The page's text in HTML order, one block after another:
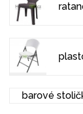
barové